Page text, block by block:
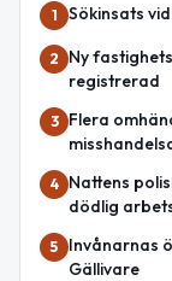
1 Sökinsats
2
Ny
registrerad
3
Flera
4
Nattens
dödlig
5
Invånarnas
Gällivare